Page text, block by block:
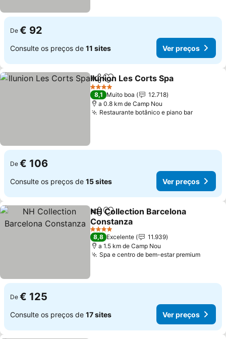
De € 92
Consulte os preços de 11 sites Ver preços
PartilharAdicionar aos favoritos
Ilunion Les Corts Spa
4 Estrelas
8,1 Muito boa
12.718
a 0.8 km de Camp Nou
Restaurante botânico e piano bar
De € 106
Consulte os preços de 15 sites Ver preços
PartilharAdicionar aos favoritos
NH Collection Barcelona
Constanza
4 Estrelas
8,8 Excelente
11.939
a 1.5 km de Camp Nou
Spa e centro de bem-estar premium
De € 125
Consulte os preços de 17 sites Ver preços